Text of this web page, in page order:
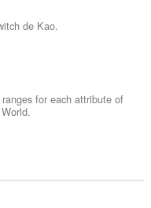
de Kao.
for each attribute of